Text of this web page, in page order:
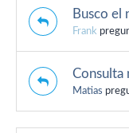
Busco el
Frank
Consulta
Matias